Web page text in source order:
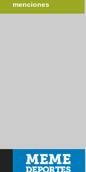
menciones